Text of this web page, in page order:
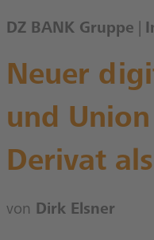
DZ BANK Gruppe
Neuer
und
Derivat
von Dirk Elsner